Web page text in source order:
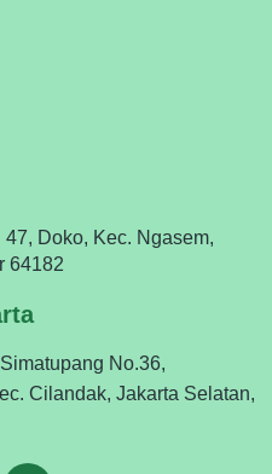
Doko, Kec. Ngasem,
64182
No.36,
Cilandak, Jakarta Selatan,